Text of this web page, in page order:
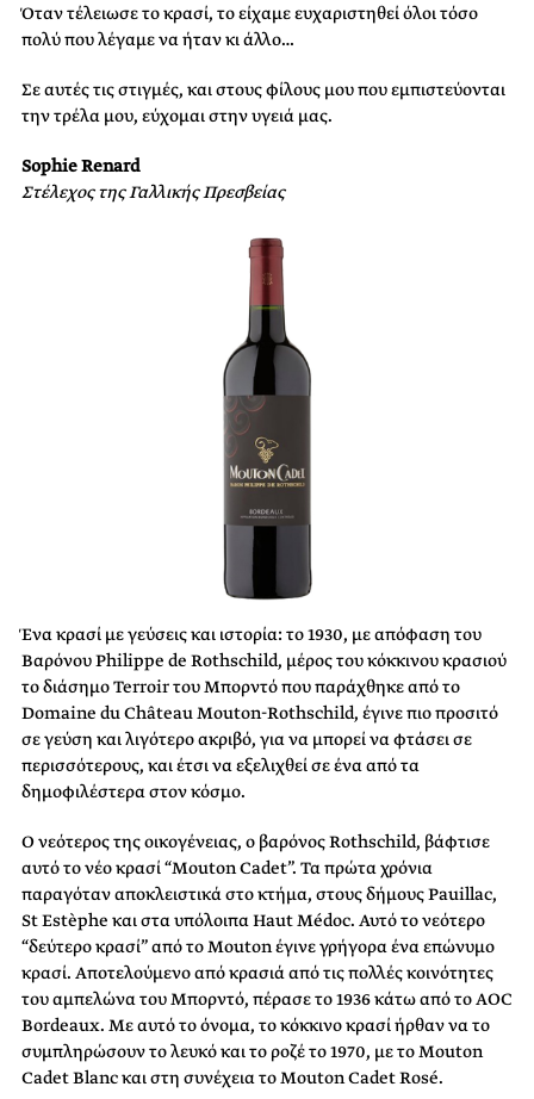
Όταν τέλειωσε το κρασί, το είχαμε ευχαριστηθεί όλοι τόσο
πολύ που λέγαμε να ήταν κι άλλο…
Σε αυτές τις στιγμές, και στους φίλους μου που εμπιστεύονται
την τρέλα μου, εύχομαι στην υγειά μας.
Sophie Renard
Στέλεχος της Γαλλικής Πρεσβείας
Ένα κρασί με γεύσεις και ιστορία: το 1930, με απόφαση του
Βαρόνου Philippe de Rothschild, μέρος του κόκκινου κρασιού
το διάσημο Terroir του Μπορντό που παράχθηκε από το
Domaine du Château Mouton-Rothschild, έγινε πιο προσιτό
σε γεύση και λιγότερο ακριβό, για να μπορεί να φτάσει σε
περισσότερους, και έτσι να εξελιχθεί σε ένα από τα
δημοφιλέστερα στον κόσμο.
Ο νεότερος της οικογένειας, ο βαρόνος Rothschild, βάφτισε
αυτό το νέο κρασί “Mouton Cadet”. Τα πρώτα χρόνια
παραγόταν αποκλειστικά στο κτήμα, στους δήμους Pauillac,
St Estèphe και στα υπόλοιπα Haut Médoc. Αυτό το νεότερο
“δεύτερο κρασί” από το Mouton έγινε γρήγορα ένα επώνυμο
κρασί. Αποτελούμενο από κρασιά από τις πολλές κοινότητες
του αμπελώνα του Μπορντό, πέρασε το 1936 κάτω από το AOC
Bordeaux. Με αυτό το όνομα, το κόκκινο κρασί ήρθαν να το
συμπληρώσουν το λευκό και το ροζέ το 1970, με το Mouton
Cadet Blanc και στη συνέχεια το Mouton Cadet Rosé.